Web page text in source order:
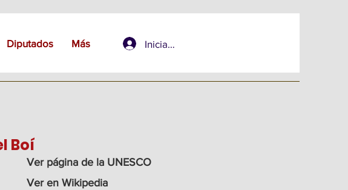
Diputados Más Iniciar sesión
Boí
Ver página de la UNESCO
Ver en Wikipedia